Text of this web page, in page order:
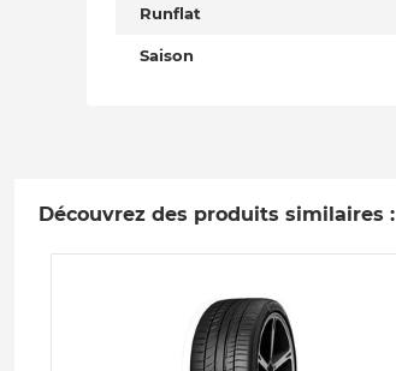
Runflat
Saison
Découvrez des produits similaires :